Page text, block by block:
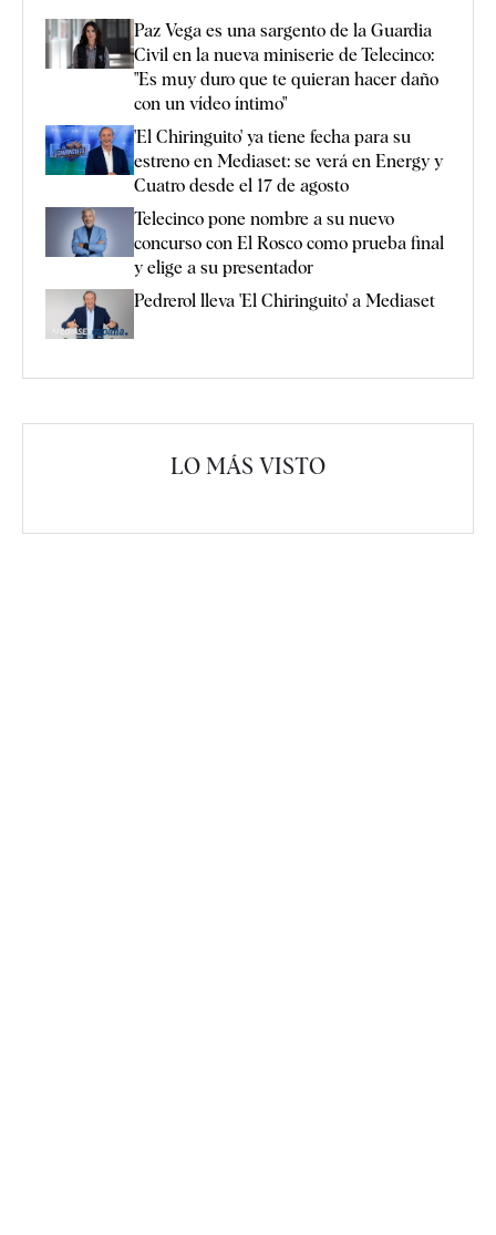
Paz Vega es una sargento de la Guardia
Civil en la nueva miniserie de Telecinco:
"Es muy duro que te quieran hacer daño
con un vídeo íntimo"
'El Chiringuito' ya tiene fecha para su
estreno en Mediaset: se verá en Energy y
Cuatro desde el 17 de agosto
Telecinco pone nombre a su nuevo
concurso con El Rosco como prueba final
y elige a su presentador
Pedrerol lleva 'El Chiringuito' a Mediaset
LO MÁS VISTO